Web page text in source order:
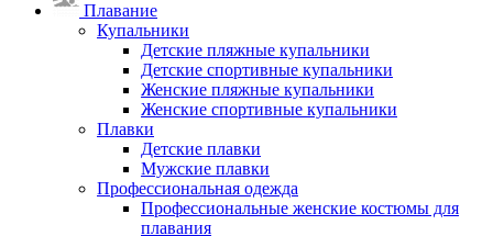
Плавание
Купальники
Детские пляжные купальники
Детские спортивные купальники
Женские пляжные купальники
Женские спортивные купальники
Плавки
Детские плавки
Мужские плавки
Профессиональная одежда
Профессиональные женские костюмы для
плавания